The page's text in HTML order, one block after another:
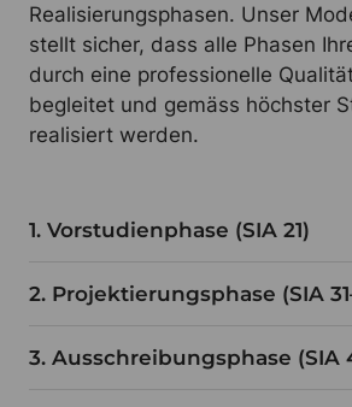
Realisierungsphasen. Unser
stellt sicher, dass alle Phasen
durch eine professionelle
begleitet und gemäss höchster
realisiert werden.
1. Vorstudienphase (SIA 21)
2. Projektierungsphase (SIA
3. Ausschreibungsphase (SIA